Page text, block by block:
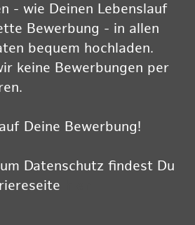
- wie Deinen Lebenslauf
Bewerbung - in allen
bequem hochladen.
keine Bewerbungen per
Deine Bewerbung!
Datenschutz findest Du